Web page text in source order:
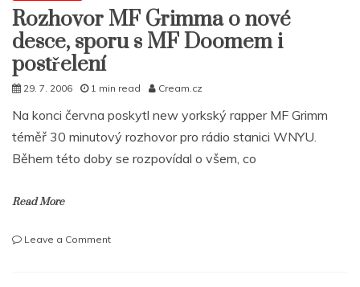
desku
Rozhovor MF Grimma o nové
desce, sporu s MF Doomem i
postřelení
29. 7. 2006 1 min read Cream.cz
Na konci června poskytl new yorkský rapper MF Grimm
téměř 30 minutový rozhovor pro rádio stanici WNYU.
Během této doby se rozpovídal o všem, co
Read More
Leave a Commenton